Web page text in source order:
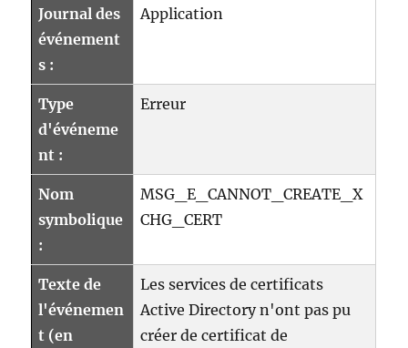
Journal des
événement
s :
Application
Type
d'événeme
nt :
Erreur
Nom
symbolique
:
MSG_E_CANNOT_CREATE_X
CHG_CERT
Texte de
l'événemen
t (en
Les services de certificats
Active Directory n'ont pas pu
créer de certificat de